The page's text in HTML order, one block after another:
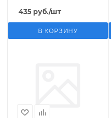
435 руб./шт
В КОРЗИНУ